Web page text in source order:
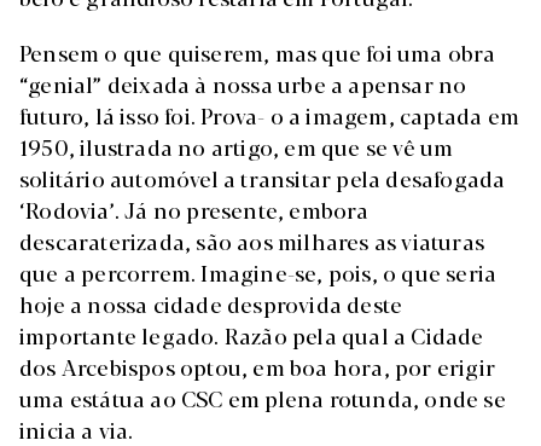
Pensem o que quiserem, mas que foi uma obra
“genial” deixada à nossa urbe a apensar no
futuro, lá isso foi. Prova- o a imagem, captada em
1950, ilustrada no artigo, em que se vê um
solitário automóvel a transitar pela desafogada
‘Rodovia’. Já no presente, embora
descaraterizada, são aos milhares as viaturas
que a percorrem. Imagine-se, pois, o que seria
hoje a nossa cidade desprovida deste
importante legado. Razão pela qual a Cidade
dos Arcebispos optou, em boa hora, por erigir
uma estátua ao CSC em plena rotunda, onde se
inicia a via.